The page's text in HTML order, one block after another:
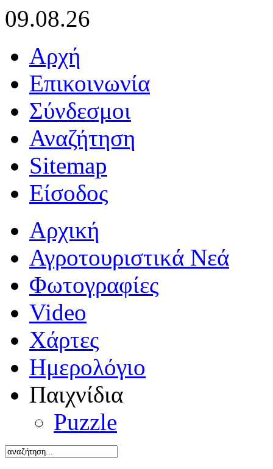
09.08.26
Αρχή
Επικοινωνία
Σύνδεσμοι
Αναζήτηση
Sitemap
Είσοδος
Αρχική
Αγροτουριστικά Νεά
Φωτογραφίες
Video
Χάρτες
Ημερολόγιο
Παιχνίδια
Puzzle